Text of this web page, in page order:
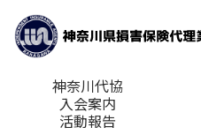
神奈川代協
入会案内
活動報告